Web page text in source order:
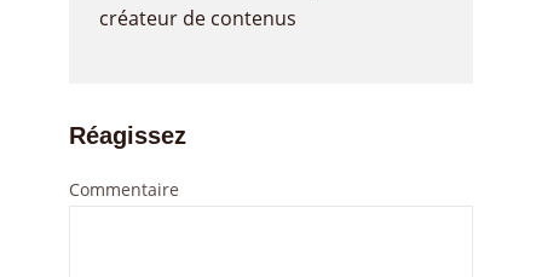
créateur de contenus
Réagissez
Commentaire